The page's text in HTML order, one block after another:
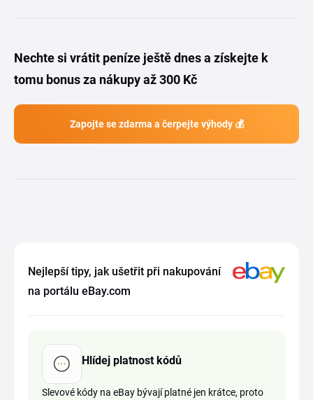
Nechte si vrátit peníze ještě dnes a získejte k
tomu bonus za nákupy až 300 Kč
Zapojte se zdarma a čerpejte výhody 💰
Nejlepší tipy, jak ušetřit při nakupování
na portálu eBay.com
Hlídej platnost kódů
Slevové kódy na eBay bývají platné jen krátce, proto